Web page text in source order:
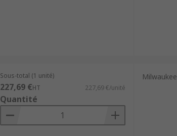
Sous-total (1 unité)
227,69 €HT 227,69 €/unité
Quantité
Milwaukee